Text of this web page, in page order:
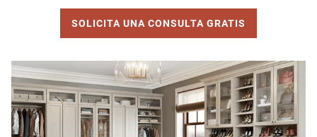
SOLICITA UNA CONSULTA GRATIS